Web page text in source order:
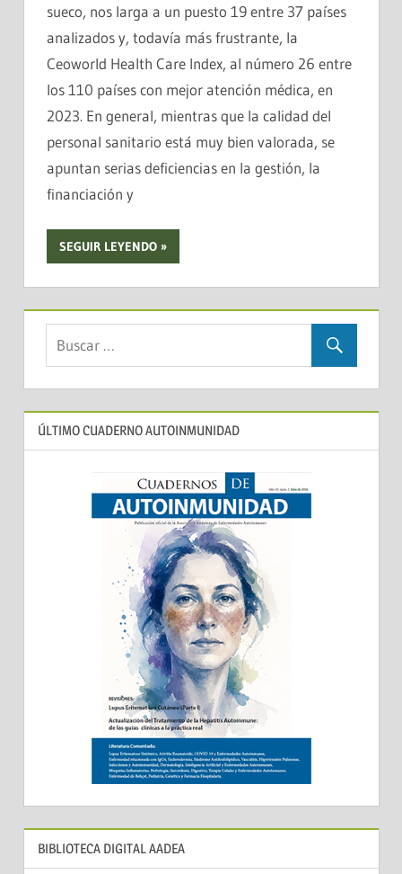
sueco, nos larga a un puesto 19 entre 37 países
analizados y, todavía más frustrante, la
Ceoworld Health Care Index, al número 26 entre
los 110 países con mejor atención médica, en
2023. En general, mientras que la calidad del
personal sanitario está muy bien valorada, se
apuntan serias deficiencias en la gestión, la
financiación y
SEGUIR LEYENDO
ÚLTIMO CUADERNO AUTOINMUNIDAD
BIBLIOTECA DIGITAL AADEA